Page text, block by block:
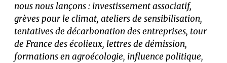
nous nous lançons : investissement associatif,
grèves pour le climat, ateliers de sensibilisation,
tentatives de décarbonation des entreprises, tour
de France des écolieux, lettres de démission,
formations en agroécologie, influence politique,